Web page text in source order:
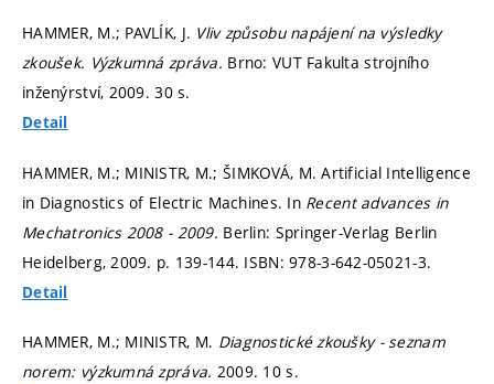
HAMMER, M.; PAVLÍK, J. Vliv způsobu napájení na výsledky
zkoušek. Výzkumná zpráva. Brno: VUT Fakulta strojního
inženýrství, 2009. 30 s.
Detail
HAMMER, M.; MINISTR, M.; ŠIMKOVÁ, M. Artificial Intelligence
in Diagnostics of Electric Machines. In Recent advances in
Mechatronics 2008 - 2009. Berlin: Springer-Verlag Berlin
Heidelberg, 2009. p. 139-144. ISBN: 978-3-642-05021-3.
Detail
HAMMER, M.; MINISTR, M. Diagnostické zkoušky - seznam
norem: výzkumná zpráva. 2009. 10 s.